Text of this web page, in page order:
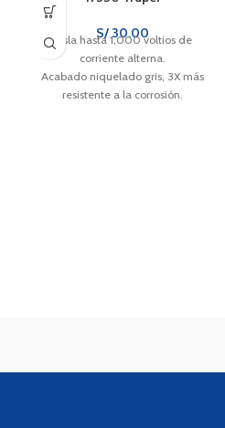
S/30.00
Aísla hasta 1,000 voltios de
corriente alterna.
Acabado niquelado gris, 3X más
resistente a la corrosión.